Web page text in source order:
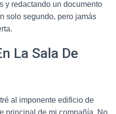
y redactando un documento
solo segundo, pero jamás
La Sala De
al imponente edificio de
principal de mi compañía. No